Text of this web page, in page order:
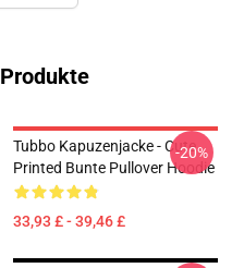
Tubbo Kapuzenjacke - Cute
Printed Bunte Pullover Hoodie
33,93 £ - 39,46 £
-20%